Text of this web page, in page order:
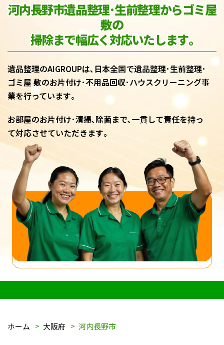
河内長野市遺品整理･生前整理からゴミ屋
敷の
掃除まで幅広く対応いたします｡
遺品整理のAIGROUPは､日本全国で遺品整理･生前整理･
ゴミ屋 敷のお片付け･不用品回収･ハウスクリーニング事
業を行っています｡
お部屋のお片付け･清掃､除菌まで､一貫して責任を持っ
て対応させていただきます｡
ホーム 大阪府 河内長野市